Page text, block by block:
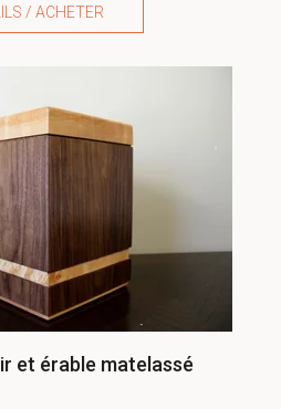
/ ACHETER
et érable matelassé